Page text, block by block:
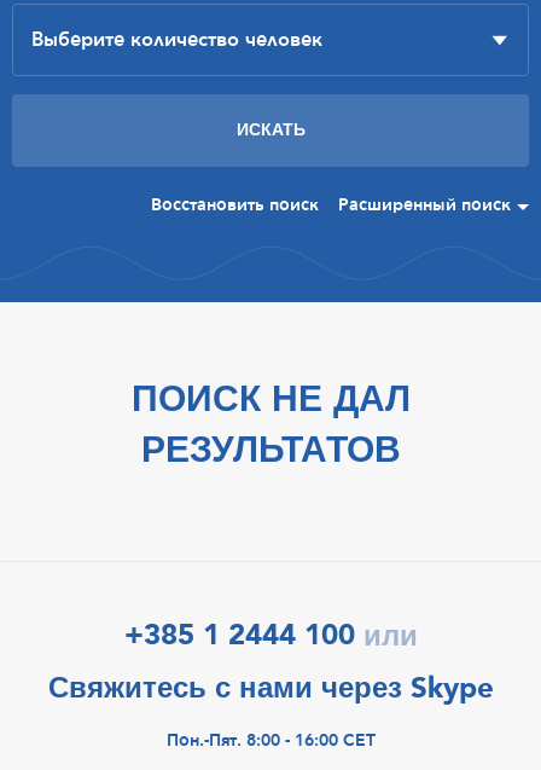
Восстановить поиск Расширенный поиск
ПОИСК НЕ ДАЛ
РЕЗУЛЬТАТОВ
+385 1 2444 100 или
Свяжитесь с нами через Skype
Пон.-Пят. 8:00 - 16:00 CET